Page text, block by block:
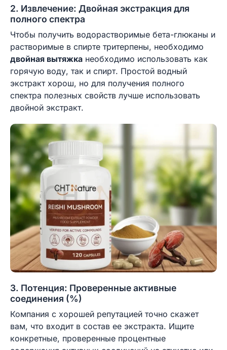
2. Извлечение: Двойная экстракция для
полного спектра
Чтобы получить водорастворимые бета-глюканы и
растворимые в спирте тритерпены, необходимо
двойная вытяжка необходимо использовать как
горячую воду, так и спирт. Простой водный
экстракт хорош, но для получения полного
спектра полезных свойств лучше использовать
двойной экстракт.
3. Потенция: Проверенные активные
соединения (%)
Компания с хорошей репутацией точно скажет
вам, что входит в состав ее экстракта. Ищите
конкретные, проверенные процентные